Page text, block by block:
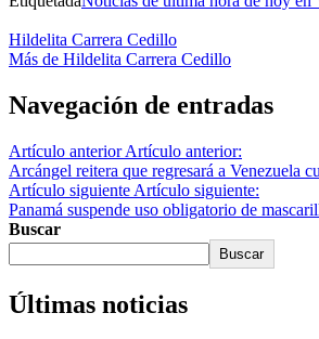
Hildelita Carrera Cedillo
Más de Hildelita Carrera Cedillo
Navegación de entradas
Artículo anterior Artículo anterior:
Arcángel reitera que regresará a Venezuela
Artículo siguiente Artículo siguiente:
Panamá suspende uso obligatorio de
Buscar
Buscar
Últimas noticias